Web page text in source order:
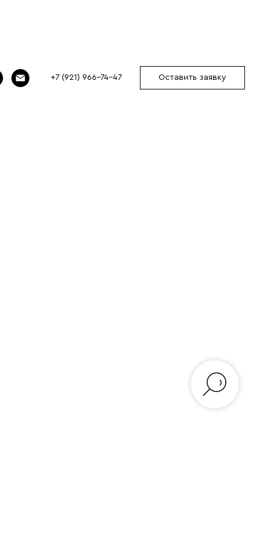
+7 (921) 966-74-47 Оставить заявку